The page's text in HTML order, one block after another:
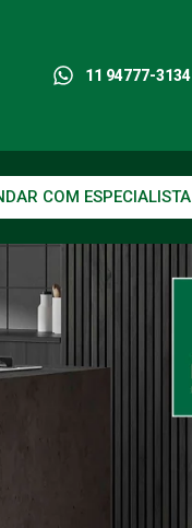
11 94777-3134
COM ESPECIALISTA